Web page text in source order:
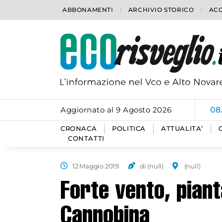
ABBONAMENTI ARCHIVIO STORICO
Aggiornato al 9 Agosto 2026
CRONACA POLITICA ATTUALITA’
CONTATTI
12 Maggio 2019 di (null) (null)
Forte vento,